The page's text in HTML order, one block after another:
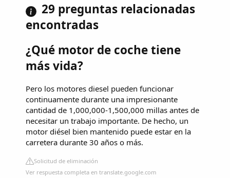
29 preguntas relacionadas
encontradas
¿Qué motor de coche tiene
más vida?
Pero los motores diesel pueden funcionar
continuamente durante una impresionante
cantidad de 1,000,000-1,500,000 millas antes de
necesitar un trabajo importante. De hecho, un
motor diésel bien mantenido puede estar en la
carretera durante 30 años o más.
Solicitud de eliminación
Ver respuesta completa en translate.google.com